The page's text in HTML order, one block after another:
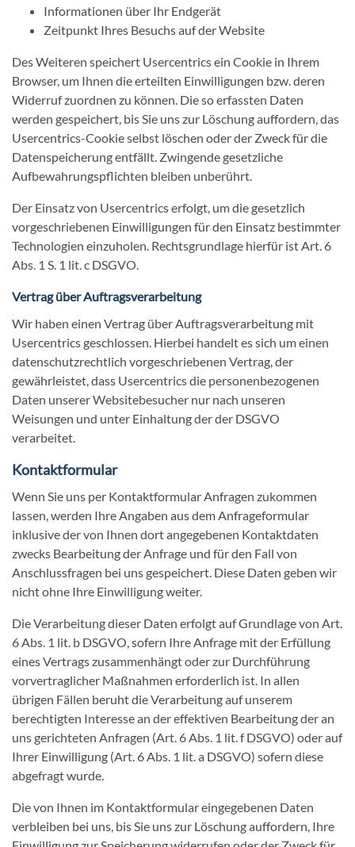
Informationen über Ihr Endgerät
Zeitpunkt Ihres Besuchs auf der Website
Des Weiteren speichert Usercentrics ein Cookie in Ihrem
Browser, um Ihnen die erteilten Einwilligungen bzw. deren
Widerruf zuordnen zu können. Die so erfassten Daten
werden gespeichert, bis Sie uns zur Löschung auffordern, das
Usercentrics-Cookie selbst löschen oder der Zweck für die
Datenspeicherung entfällt. Zwingende gesetzliche
Aufbewahrungspflichten bleiben unberührt.
Der Einsatz von Usercentrics erfolgt, um die gesetzlich
vorgeschriebenen Einwilligungen für den Einsatz bestimmter
Technologien einzuholen. Rechtsgrundlage hierfür ist Art. 6
Abs. 1 S. 1 lit. c DSGVO.
Vertrag über Auftragsverarbeitung
Wir haben einen Vertrag über Auftragsverarbeitung mit
Usercentrics geschlossen. Hierbei handelt es sich um einen
datenschutzrechtlich vorgeschriebenen Vertrag, der
gewährleistet, dass Usercentrics die personenbezogenen
Daten unserer Websitebesucher nur nach unseren
Weisungen und unter Einhaltung der der DSGVO
verarbeitet.
Kontaktformular
Wenn Sie uns per Kontaktformular Anfragen zukommen
lassen, werden Ihre Angaben aus dem Anfrageformular
inklusive der von Ihnen dort angegebenen Kontaktdaten
zwecks Bearbeitung der Anfrage und für den Fall von
Anschlussfragen bei uns gespeichert. Diese Daten geben wir
nicht ohne Ihre Einwilligung weiter.
Die Verarbeitung dieser Daten erfolgt auf Grundlage von Art.
6 Abs. 1 lit. b DSGVO, sofern Ihre Anfrage mit der Erfüllung
eines Vertrags zusammenhängt oder zur Durchführung
vorvertraglicher Maßnahmen erforderlich ist. In allen
übrigen Fällen beruht die Verarbeitung auf unserem
berechtigten Interesse an der effektiven Bearbeitung der an
uns gerichteten Anfragen (Art. 6 Abs. 1 lit. f DSGVO) oder auf
Ihrer Einwilligung (Art. 6 Abs. 1 lit. a DSGVO) sofern diese
abgefragt wurde.
Die von Ihnen im Kontaktformular eingegebenen Daten
verbleiben bei uns, bis Sie uns zur Löschung auffordern, Ihre